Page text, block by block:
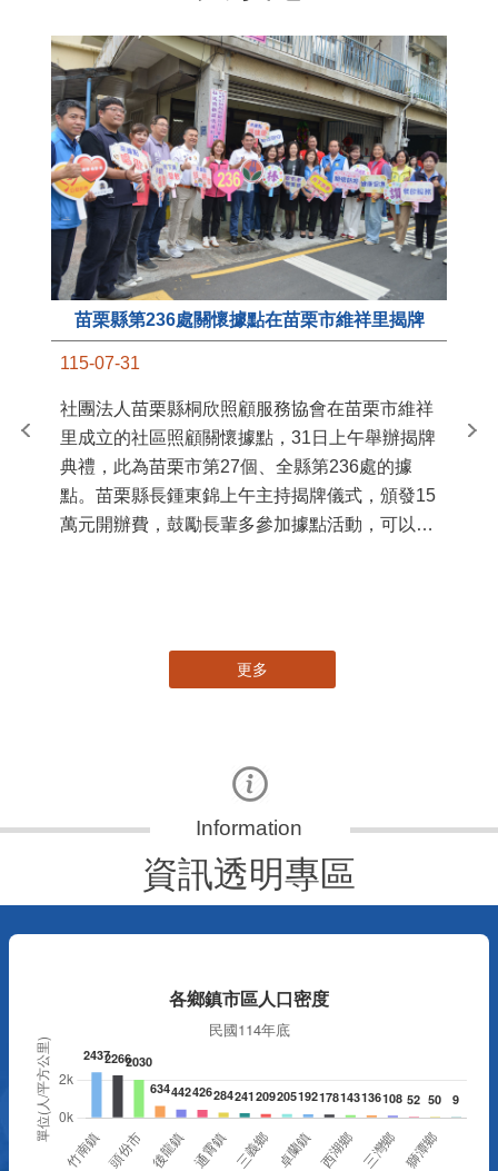
苗栗縣第236處關懷據點在苗栗市維祥里揭牌
115-07-31
社團法人苗栗縣桐欣照顧服務協會在苗栗市維祥
里成立的社區照顧關懷據點，31日上午舉辦揭牌
典禮，此為苗栗市第27個、全縣第236處的據
點。苗栗縣長鍾東錦上午主持揭牌儀式，頒發15
萬元開辦費，鼓勵長輩多參加據點活動，可以更
苗
更多
資訊透明專區